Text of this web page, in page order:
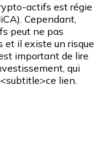
actifs est régie
Cependant,
peut ne pas
et il existe un risque
important de lire
qui
lien.